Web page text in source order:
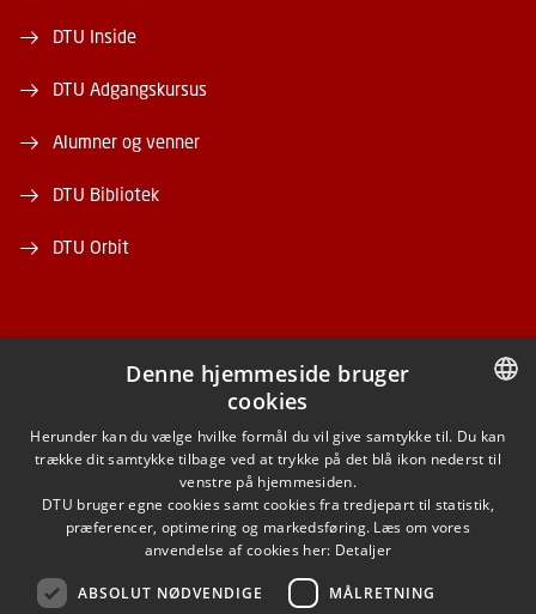
DTU Inside
DTU Adgangskursus
Alumner og venner
DTU Bibliotek
DTU Orbit
FACEBOOK
INSTAGRAM
LINKEDIN
YOUTUBE
DANISH
ENGLISH
Denne hjemmeside bruger
cookies
Herunder kan du vælge hvilke formål du vil give samtykke til. Du kan
trække dit samtykke tilbage ved at trykke på det blå ikon nederst til
venstre på hjemmesiden.
DTU bruger egne cookies samt cookies fra tredjepart til statistik,
præferencer, optimering og markedsføring. Læs om vores
anvendelse af cookies her: Detaljer
ABSOLUT NØDVENDIGE MÅLRETNING